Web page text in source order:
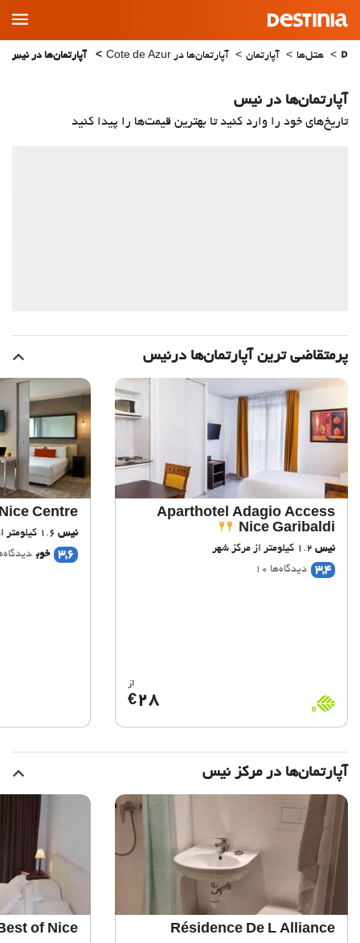
Main
Menu
هتل‌ها آپارتمان آپارتمان‌ها در Cote de Azur آپارتمان‌ها در نیس
آپارتمان‌ها در نیس
تاریخ‌های خود را وارد کنید تا بهترین قیمت‌ها را پیدا کنید
پرمتقاضی ترین آپارتمان‌‌ها درنیس
Aparthotel Adagio Access
Nice Garibaldi
نیس
3,4 دیدگاه‌ها 10
BioScore
از
€28
Centre
نیس
3,6 خوب
آپارتمان‌ها در مرکز نیس
Résidence De L Alliance
of Nice